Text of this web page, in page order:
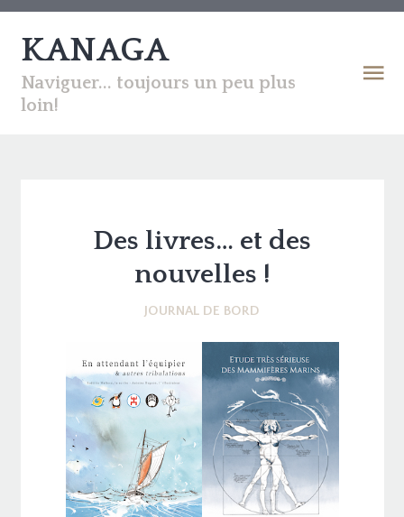
KANAGA
Naviguer... toujours un peu plus
loin!
Des livres… et des
nouvelles !
JOURNAL DE BORD